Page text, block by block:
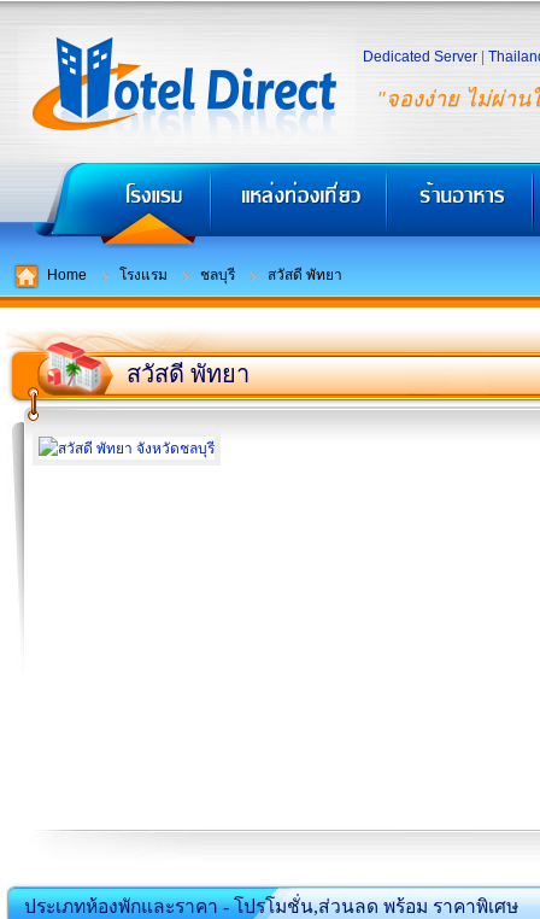
"จองง่าย ไม่ผ่าน
Dedicated Server
Home โรงแรม ชลบุรี สวัสดี พัทยา
สวัสดี พัทยา
ประเภทห้องพักและราคา - โปรโมชั่น,ส่วนลด พร้อม ราคาพิเศษ